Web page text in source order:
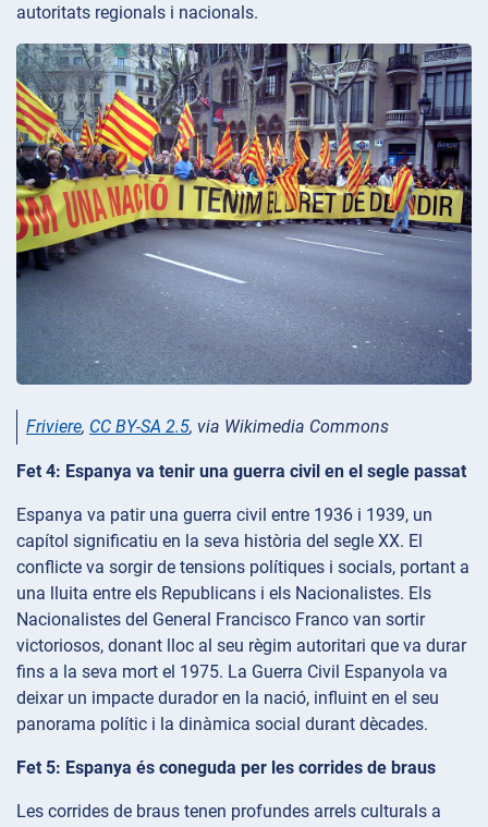
autoritats regionals i nacionals.
Friviere, CC BY-SA 2.5, via Wikimedia Commons
Fet 4: Espanya va tenir una guerra civil en el segle passat
Espanya va patir una guerra civil entre 1936 i 1939, un
capítol significatiu en la seva història del segle XX. El
conflicte va sorgir de tensions polítiques i socials, portant a
una lluita entre els Republicans i els Nacionalistes. Els
Nacionalistes del General Francisco Franco van sortir
victoriosos, donant lloc al seu règim autoritari que va durar
fins a la seva mort el 1975. La Guerra Civil Espanyola va
deixar un impacte durador en la nació, influint en el seu
panorama polític i la dinàmica social durant dècades.
Fet 5: Espanya és coneguda per les corrides de braus
Les corrides de braus tenen profundes arrels culturals a